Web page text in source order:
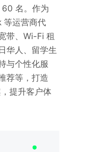
名。作为
等运营商代
带、Wi-Fi 租
华人、留学生
与个性化服
荐等，打造
提升客户体